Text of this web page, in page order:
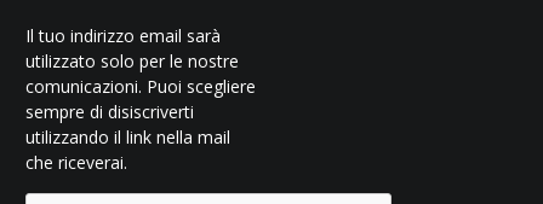
Il tuo indirizzo email sarà
utilizzato solo per le nostre
comunicazioni. Puoi scegliere
sempre di disiscriverti
utilizzando il link nella mail
che riceverai.